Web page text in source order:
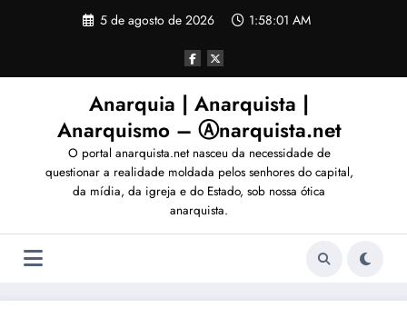
5 de agosto de 2026 1:58:02 AM
Anarquia | Anarquista |
Anarquismo – Ⓐnarquista.net
O portal anarquista.net nasceu da necessidade de
questionar a realidade moldada pelos senhores do capital,
da mídia, da igreja e do Estado, sob nossa ótica
anarquista.